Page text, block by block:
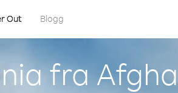
Out Blogg
fra